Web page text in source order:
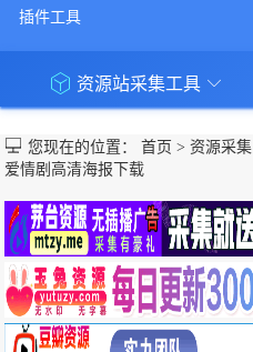
插件工具
资源站采集工具
您现在的位置：首页 >资源采集
爱情剧高清海报下载